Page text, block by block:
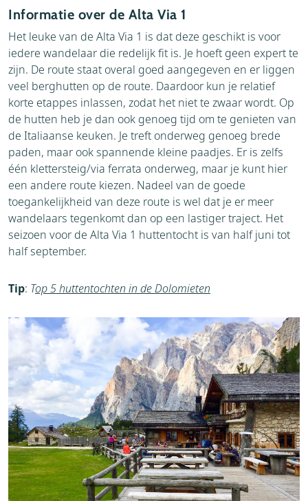
Informatie over de Alta Via 1
Het leuke van de Alta Via 1 is dat deze geschikt is voor
iedere wandelaar die redelijk fit is. Je hoeft geen expert te
zijn. De route staat overal goed aangegeven en er liggen
veel berghutten op de route. Daardoor kun je relatief
korte etappes inlassen, zodat het niet te zwaar wordt. Op
de hutten heb je dan ook genoeg tijd om te genieten van
de Italiaanse keuken. Je treft onderweg genoeg brede
paden, maar ook spannende kleine paadjes. Er is zelfs
één klettersteig/via ferrata onderweg, maar je kunt hier
een andere route kiezen. Nadeel van de goede
toegankelijkheid van deze route is wel dat je er meer
wandelaars tegenkomt dan op een lastiger traject. Het
seizoen voor de Alta Via 1 huttentocht is van half juni tot
half september.
Tip: Top 5 huttentochten in de Dolomieten